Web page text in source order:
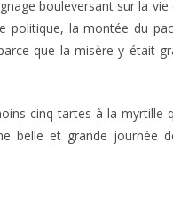
bouleversant sur la
la montée du
que la misère y était
cinq tartes à la myrtille
belle et grande journée